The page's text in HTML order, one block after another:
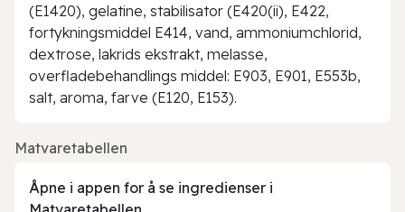
(E1420), gelatine, stabilisator (E420(ii), E422,
fortykningsmiddel E414, vand, ammoniumchlorid,
dextrose, lakrids ekstrakt, melasse,
overfladebehandlings middel: E903, E901, E553b,
salt, aroma, farve (E120, E153).
Matvaretabellen
Åpne i appen for å se ingredienser i